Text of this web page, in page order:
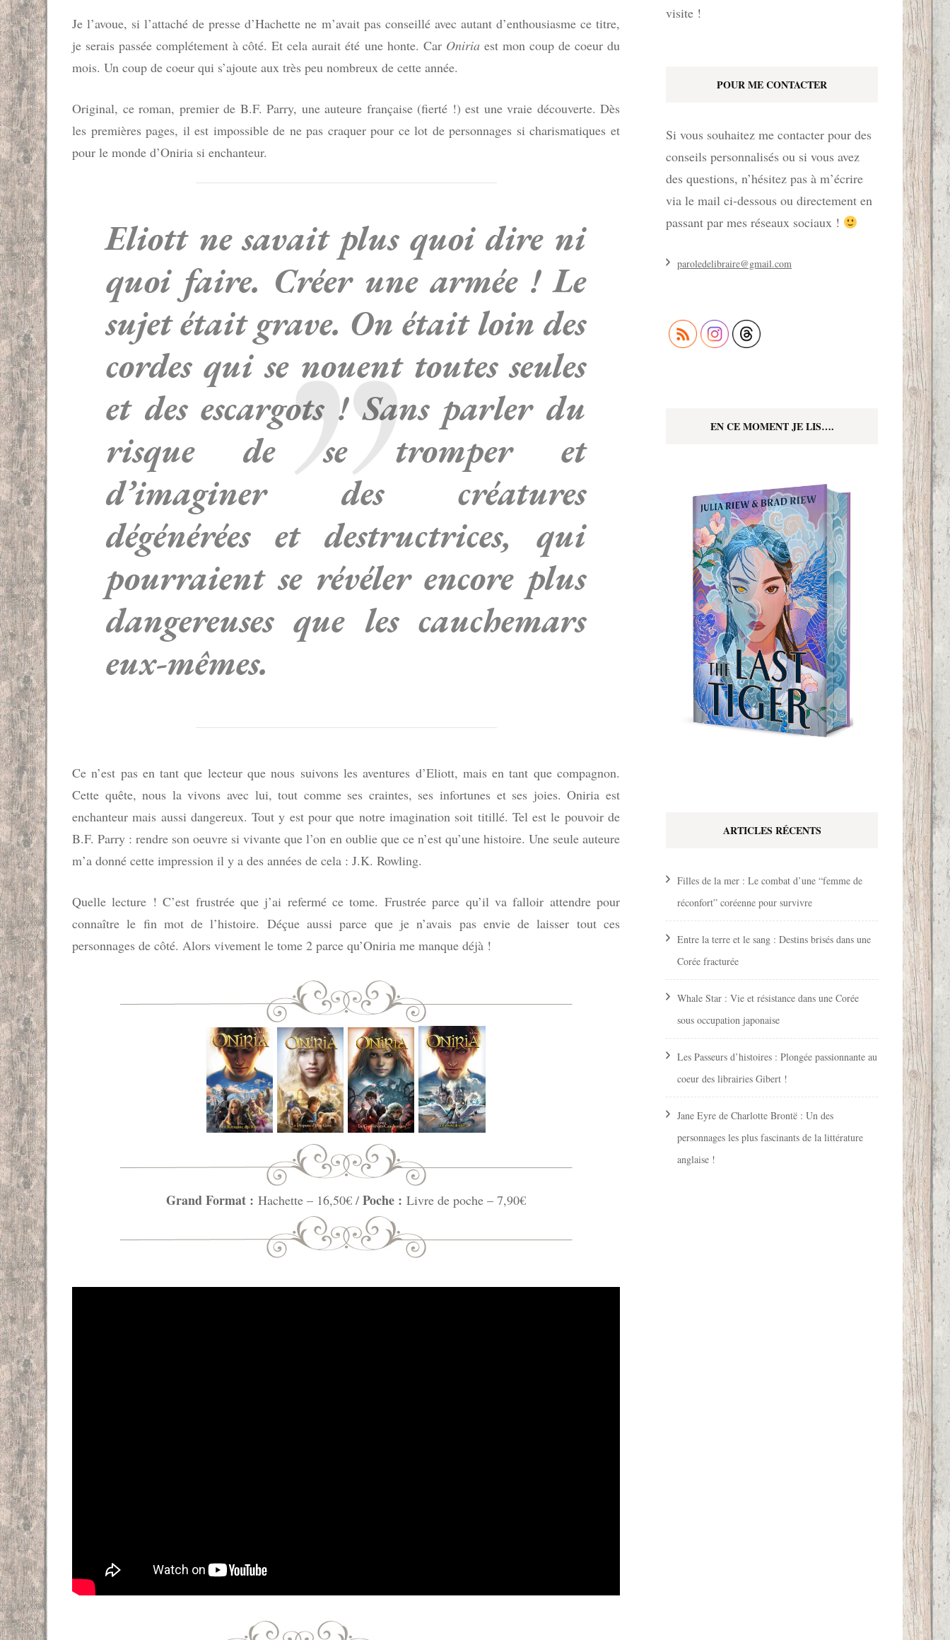
Je l’avoue, si l’attaché de presse d’Hachette ne m’avait pas conseillé avec autant d’enthousiasme ce titre,
je serais passée complétement à côté. Et cela aurait été une honte. Car Oniriaest mon coup de coeur du
mois. Un coup de coeur qui s’ajoute aux très peu nombreux de cette année.
Original, ce roman, premier de B.F. Parry, une auteure française (fierté !) est une vraie découverte. Dès
les premières pages, il est impossible de ne pas craquer pour ce lot de personnages si charismatiques et
pour le monde d’Oniria si enchanteur.
Eliott ne savait plus quoi dire ni
quoi faire. Créer une armée ! Le
sujet était grave. On était loin des
cordes qui se nouent toutes seules
et des escargots ! Sans parler du
risque de se tromper et
d’imaginer des créatures
dégénérées et destructrices, qui
pourraient se révéler encore plus
dangereuses que les cauchemars
eux-mêmes.
Ce n’est pas en tant que lecteur que nous suivons les aventures d’Eliott, mais en tant que compagnon.
Cette quête, nous la vivons avec lui, tout comme ses craintes, ses infortunes et ses joies. Oniria est
enchanteur mais aussi dangereux. Tout y est pour que notre imagination soit titillé. Tel est le pouvoir de
B.F. Parry : rendre son oeuvre si vivante que l’on en oublie que ce n’est qu’une histoire. Une seule auteure
m’a donné cette impression il y a des années de cela : J.K. Rowling.
Quelle lecture ! C’est frustrée que j’ai refermé ce tome. Frustrée parce qu’il va falloir attendre pour
connaître le fin mot de l’histoire. Déçue aussi parce que je n’avais pas envie de laisser tout ces
personnages de côté. Alors vivement le tome 2 parce qu’Oniria me manque déjà !
Grand Format : Hachette – 16,50€ / Poche : Livre de poche – 7,90€
visite !
POUR ME CONTACTER
Si vous souhaitez me contacter pour des
conseils personnalisés ou si vous avez
des questions, n’hésitez pas à m’écrire
via le mail ci-dessous ou directement en
passant par mes réseaux sociaux !
paroledelibraire@gmail.com
EN CE MOMENT JE LIS….
ARTICLES RÉCENTS
Filles de la mer : Le combat d’une “femme de
réconfort” coréenne pour survivre
Entre la terre et le sang : Destins brisés dans une
Corée fracturée
Whale Star : Vie et résistance dans une Corée
sous occupation japonaise
Les Passeurs d’histoires : Plongée passionnante au
coeur des librairies Gibert !
Jane Eyre de Charlotte Brontë : Un des
personnages les plus fascinants de la littérature
anglaise !